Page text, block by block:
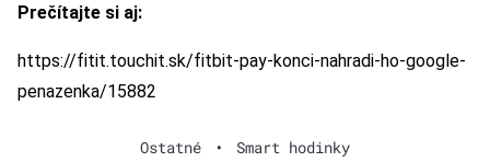
Prečítajte si aj:
https://fitit.touchit.sk/fitbit-pay-konci-nahradi-ho-google-
penazenka/15882
Ostatné • Smart hodinky